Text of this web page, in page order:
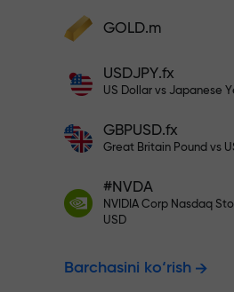
Hisobni
emas. Depozit
multiplikator
Hisobingizni
GOLD.m
USDJPY.fx
US Dollar vs Japanese
GBPUSD.fx
Great Britain Pound vs
#NVDA
NVIDIA Corp Nasdaq
USD
Barchasini ko‘rish